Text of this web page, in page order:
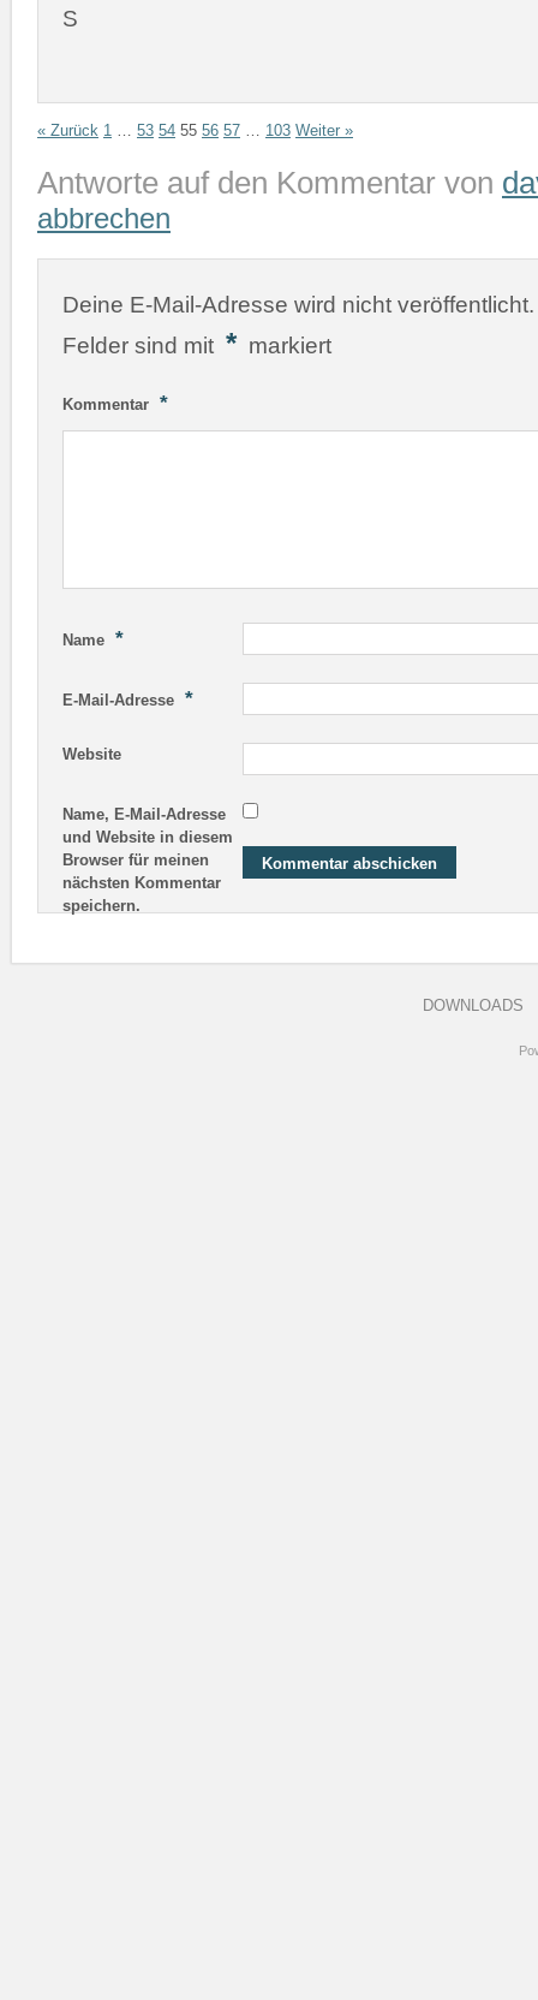
S
« Zurück 1 … 53 54 55 56 57 … 103 Weiter »
Antworte auf den Kommentar von
abbrechen
Deine E-Mail-Adresse wird nicht veröffentlicht.
Felder sind mit * markiert
Kommentar *
Name *
E-Mail-Adresse *
Website
Name, E-Mail-Adresse
und Website in diesem
Browser für meinen
nächsten Kommentar
speichern.
DOWNLOADS